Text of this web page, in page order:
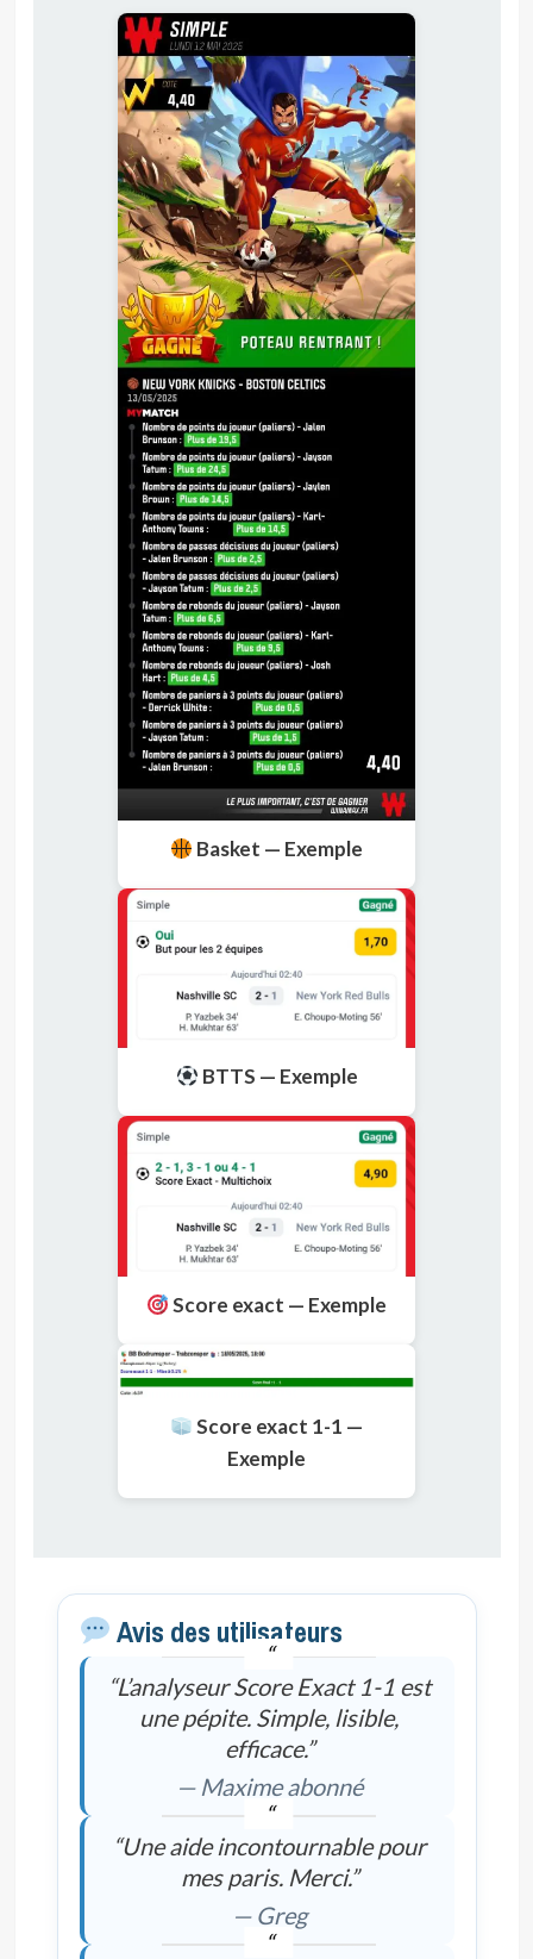
Basket — Exemple
BTTS — Exemple
Score exact — Exemple
Score exact 1-1 —
Exemple
Avis des utilisateurs
“L’analyseur Score Exact 1-1 est
une pépite. Simple, lisible,
efficace.”
— Maxime abonné
“Une aide incontournable pour
mes paris. Merci.”
— Greg